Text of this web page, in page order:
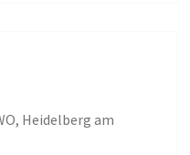
Heidelberg am